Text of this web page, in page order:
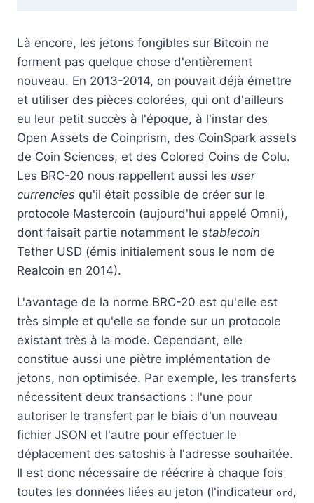
Là encore, les jetons fongibles sur Bitcoin ne
forment pas quelque chose d'entièrement
nouveau. En 2013-2014, on pouvait déjà émettre
et utiliser des pièces colorées, qui ont d'ailleurs
eu leur petit succès à l'époque, à l'instar des
Open Assets de Coinprism, des CoinSpark assets
de Coin Sciences, et des Colored Coins de Colu.
Les BRC-20 nous rappellent aussi les user
currencies qu'il était possible de créer sur le
protocole Mastercoin (aujourd'hui appelé Omni),
dont faisait partie notamment le stablecoin
Tether USD (émis initialement sous le nom de
Realcoin en 2014).
L'avantage de la norme BRC-20 est qu'elle est
très simple et qu'elle se fonde sur un protocole
existant très à la mode. Cependant, elle
constitue aussi une piètre implémentation de
jetons, non optimisée. Par exemple, les transferts
nécessitent deux transactions : l'une pour
autoriser le transfert par le biais d'un nouveau
fichier JSON et l'autre pour effectuer le
déplacement des satoshis à l'adresse souhaitée.
Il est donc nécessaire de réécrire à chaque fois
toutes les données liées au jeton (l'indicateur ord ,